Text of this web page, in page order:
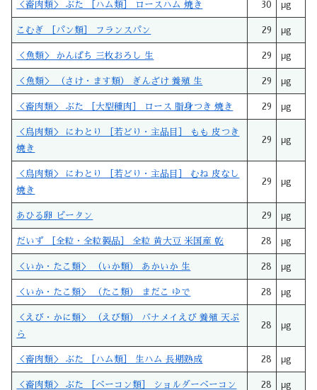
＜畜肉類＞ ぶた ［ハム類］ ロースハム 焼き 30 μg
こむぎ ［パン類］ フランスパン 29 μg
＜魚類＞ かんぱち 三枚おろし 生 29 μg
＜魚類＞ （さけ・ます類） ぎんざけ 養殖 生 29 μg
＜畜肉類＞ ぶた ［大型種肉］ ロース 脂身つき 焼き 29 μg
＜鳥肉類＞ にわとり ［若どり・主品目］ もも 皮つき
焼き
29 μg
＜鳥肉類＞ にわとり ［若どり・主品目］ むね 皮なし
焼き
29 μg
あひる卵 ピータン 29 μg
だいず ［全粒・全粒製品］ 全粒 黄大豆 米国産 乾 28 μg
＜いか・たこ類＞ （いか類） あかいか 生 28 μg
＜いか・たこ類＞ （たこ類） まだこ ゆで 28 μg
＜えび・かに類＞ （えび類） バナメイえび 養殖 天ぷ
ら
28 μg
＜畜肉類＞ ぶた ［ハム類］ 生ハム 長期熟成 28 μg
＜畜肉類＞ ぶた ［ベーコン類］ ショルダーベーコン 28 μg